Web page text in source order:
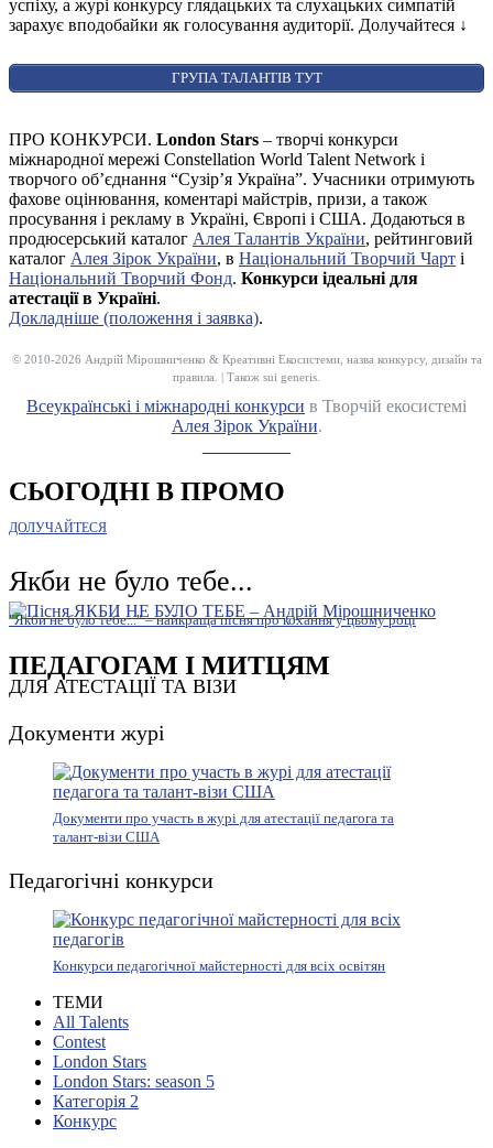
успіху, а журі конкурсу глядацьких та слухацьких симпатій
зарахує вподобайки як голосування аудиторії. Долучайтеся ↓
ГРУПА ТАЛАНТІВ ТУТ
ПРО КОНКУРСИ. London Stars – творчі конкурси
міжнародної мережі Constellation World Talent Network і
творчого об’єднання “Сузір’я Україна”. Учасники отримують
фахове оцінювання, коментарі майстрів, призи, а також
просування і рекламу в Україні, Європі і США. Додаються в
продюсерський каталог Алея Талантів України, рейтинговий
каталог Алея Зірок України, в Національний Творчий Чарт і
Національний Творчий Фонд. Конкурси ідеальні для
атестації в Україні.
Докладніше (положення і заявка).
© 2010-2026 Андрій Мірошниченко & Креативні Екосистеми, назва конкурсу, дизайн та
правила. | Також sui generis.
Всеукраїнські і міжнародні конкурси в Творчій екосистемі
Алея Зірок України.
СЬОГОДНІ В ПРОМО
ДОЛУЧАЙТЕСЯ
Якби не було тебе...
"Якби не було тебе..." – найкраща пісня про кохання у цьому році
ПЕДАГОГАМ І МИТЦЯМ
ДЛЯ АТЕСТАЦІЇ ТА ВІЗИ
Документи журі
Документи про участь в журі для атестації педагога та
талант-візи США
Педагогічні конкурси
Конкурси педагогічної майстерності для всіх освітян
ТЕМИ
All Talents
Contest
London Stars
London Stars: season 5
Категорія 2
Конкурс